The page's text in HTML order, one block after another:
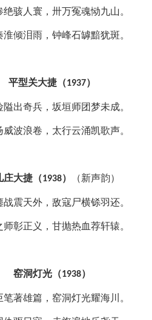
绝骇人寰，卅万冤魂恸九山。
淮倾泪雨，钟峰石罅黯犹斑。
平型关大捷（1937）
隘出奇兵，坂垣师团梦未成。
威波浪卷，太行云涌凯歌声。
庄大捷（1938） （新声韵）
战震天外，敌寇尸横铩羽还。
师彰正义，甘抛热血荐轩辕。
窑洞灯光（1938）
笔著雄篇，窑洞灯光耀海川。